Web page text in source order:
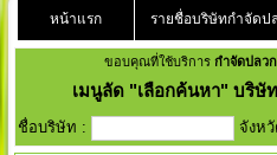
หน้าแรก รายชื่อบริษัทกำจัดป
ขอบคุณที่ใช้บริการ กำจัดปลวก
เมนูลัด "เลือกค้นหา" บริษั
ชื่อบริษัท : จังห